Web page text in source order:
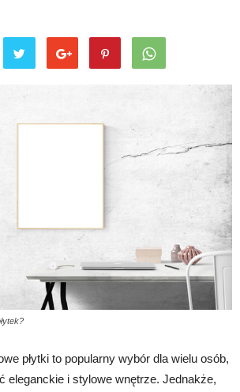
płytki to popularny wybór dla wielu osób,
eleganckie i stylowe wnętrze. Jednakże,